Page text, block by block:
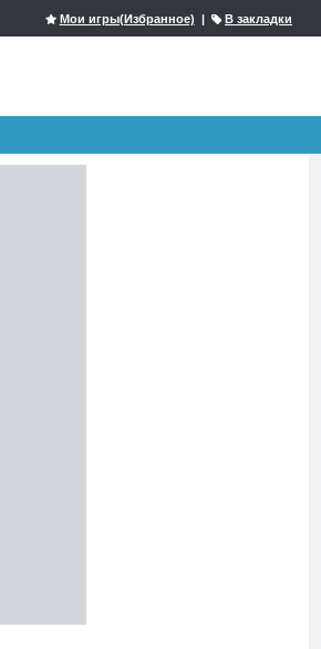
Мои игры(Избранное) | В закладки